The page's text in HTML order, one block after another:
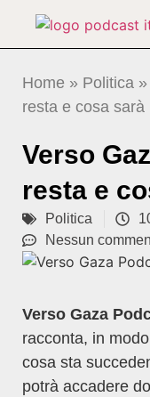
Home » Politica »
resta e cosa sarà
Verso
resta e
Politica
Nessun
Verso Gaza
racconta, in
cosa sta
potrà accadere